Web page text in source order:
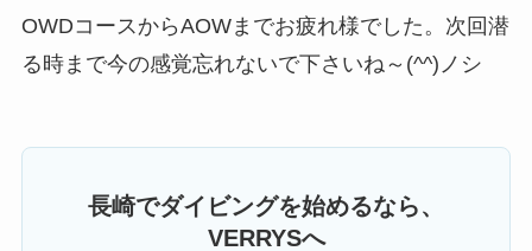
OWDコースからAOWまでお疲れ様でした。次回潜
る時まで今の感覚忘れないで下さいね～(^^)ノシ
長崎でダイビングを始めるなら、
VERRYSへ